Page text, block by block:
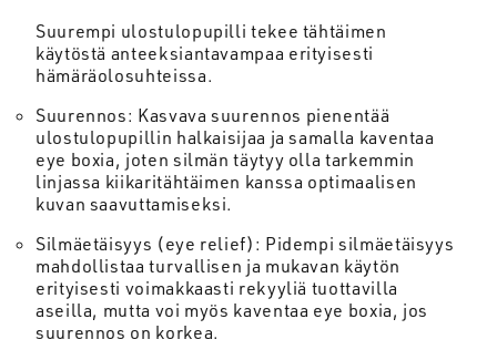
Suurempi ulostulopupilli tekee tähtäimen
käytöstä anteeksiantavampaa erityisesti
hämäräolosuhteissa.
Suurennos: Kasvava suurennos pienentää
ulostulopupillin halkaisijaa ja samalla kaventaa
eye boxia, joten silmän täytyy olla tarkemmin
linjassa kiikaritähtäimen kanssa optimaalisen
kuvan saavuttamiseksi.
Silmäetäisyys (eye relief): Pidempi silmäetäisyys
mahdollistaa turvallisen ja mukavan käytön
erityisesti voimakkaasti rekyyliä tuottavilla
aseilla, mutta voi myös kaventaa eye boxia, jos
suurennos on korkea.